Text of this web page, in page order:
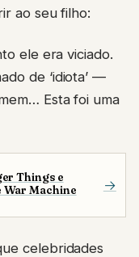
ao seu filho:
ele era viciado.
de ‘idiota’ —
Esta foi uma
Things e
Machine
→
celebridades